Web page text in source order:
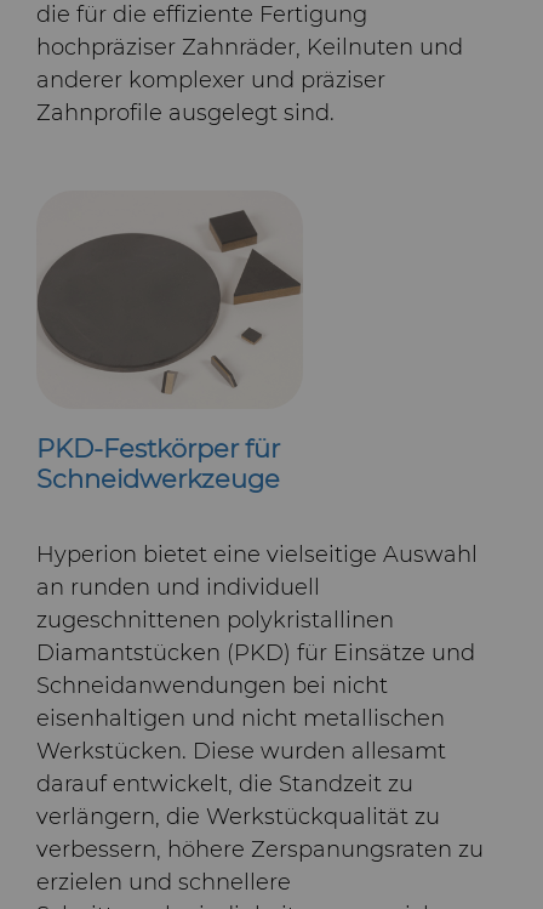
die für die effiziente Fertigung
hochpräziser Zahnräder, Keilnuten und
anderer komplexer und präziser
Zahnprofile ausgelegt sind.
PKD-Festkörper für
Schneidwerkzeuge
Hyperion bietet eine vielseitige Auswahl
an runden und individuell
zugeschnittenen polykristallinen
Diamantstücken (PKD) für Einsätze und
Schneidanwendungen bei nicht
eisenhaltigen und nicht metallischen
Werkstücken. Diese wurden allesamt
darauf entwickelt, die Standzeit zu
verlängern, die Werkstückqualität zu
verbessern, höhere Zerspanungsraten zu
erzielen und schnellere